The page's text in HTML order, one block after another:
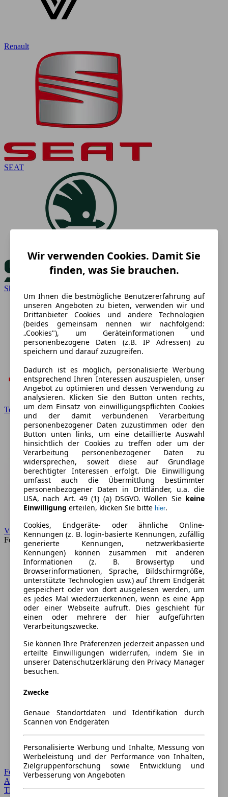
Renault
SEAT
Skoda
Toyota
VW
Forum
Forum Startseite
Alle Auto-Foren
Themen-Forum
Wir verwenden Cookies. Damit Sie
finden, was Sie brauchen.
Um Ihnen die bestmögliche Benutzererfahrung auf
unseren Angeboten zu bieten, verwenden wir und
Drittanbieter Cookies und andere Technologien
(beides gemeinsam nennen wir nachfolgend:
„Cookies"), um Geräteinformationen und
personenbezogene Daten (z.B. IP Adressen) zu
speichern und darauf zuzugreifen.
Dadurch ist es möglich, personalisierte Werbung
entsprechend Ihren Interessen auszuspielen, unser
Angebot zu optimieren und dessen Verwendung zu
analysieren. Klicken Sie den Button unten rechts,
um dem Einsatz von einwilligungspflichten Cookies
und der damit verbundenen Verarbeitung
personenbezogener Daten zuzustimmen oder den
Button unten links, um eine detaillierte Auswahl
hinsichtlich der Cookies zu treffen oder um der
Verarbeitung personenbezogener Daten zu
widersprechen, soweit diese auf Grundlage
berechtigter Interessen erfolgt. Die Einwilligung
umfasst auch die Übermittlung bestimmter
personenbezogener Daten in Drittländer, u.a. die
USA, nach Art. 49 (1) (a) DSGVO. Wollen Sie keine
Einwilligung erteilen, klicken Sie bitte hier.
Cookies, Endgeräte- oder ähnliche Online-
Kennungen (z. B. login-basierte Kennungen, zufällig
generierte Kennungen, netzwerkbasierte
Kennungen) können zusammen mit anderen
Informationen (z. B. Browsertyp und
Browserinformationen, Sprache, Bildschirmgröße,
unterstützte Technologien usw.) auf Ihrem Endgerät
gespeichert oder von dort ausgelesen werden, um
es jedes Mal wiederzuerkennen, wenn es eine App
oder einer Webseite aufruft. Dies geschieht für
einen oder mehrere der hier aufgeführten
Verarbeitungszwecke.
Sie können Ihre Präferenzen jederzeit anpassen und
erteilte Einwilligungen widerrufen, indem Sie in
unserer Datenschutzerklärung den Privacy Manager
besuchen.
Zwecke
Genaue Standortdaten und Identifikation durch
Scannen von Endgeräten
Personalisierte Werbung und Inhalte, Messung von
Werbeleistung und der Performance von Inhalten,
Zielgruppenforschung sowie Entwicklung und
Verbesserung von Angeboten